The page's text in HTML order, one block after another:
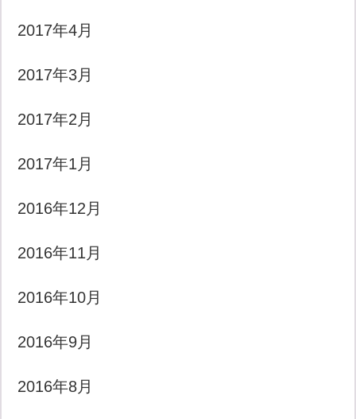
2017年4月
2017年3月
2017年2月
2017年1月
2016年12月
2016年11月
2016年10月
2016年9月
2016年8月